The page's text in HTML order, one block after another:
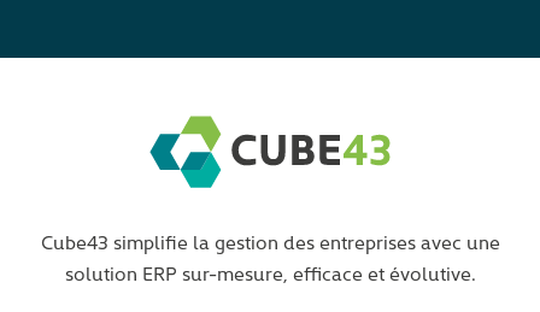
Cube43 simplifie la gestion des entreprises avec une
solution ERP sur-mesure, efficace et évolutive.